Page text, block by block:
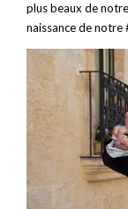
plus beaux de
naissance de notre